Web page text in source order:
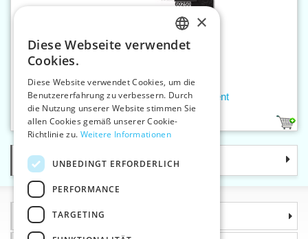
2
Bandverschluß 30 mm-Schleifent
Kategorie
Informationen
CZECH
ENGLISH
×
Diese Webseite verwendet
Cookies.
Diese Website verwendet Cookies, um die
Benutzererfahrung zu verbessern. Durch
die Nutzung unserer Website stimmen Sie
allen Cookies gemäß unserer Cookie-
Richtlinie zu. Weitere Informationen
UNBEDINGT ERFORDERLICH
PERFORMANCE
TARGETING